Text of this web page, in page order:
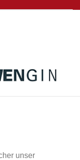
unser